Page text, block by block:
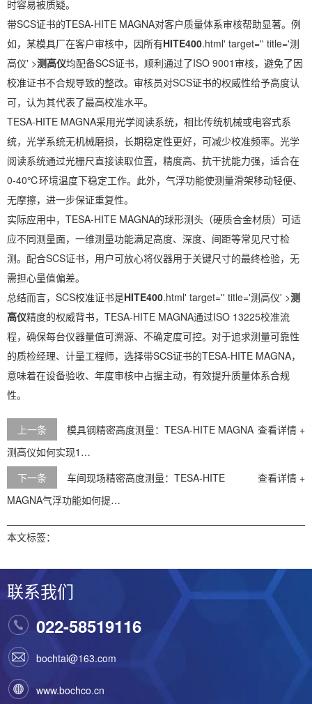
时容易被质疑。
带SCS证书的TESA-HITE MAGNA对客户质量体系审核帮助显著。例
如，某模具厂在客户审核中，因所有HITE400.html' target='' title='测
高仪' >测高仪均配备SCS证书，顺利通过了ISO 9001审核，避免了因
校准证书不合规导致的整改。审核员对SCS证书的权威性给予高度认
可，认为其代表了最高校准水平。
TESA-HITE MAGNA采用光学阅读系统，相比传统机械或电容式系
统，光学系统无机械磨损，长期稳定性更好，可减少校准频率。光学
阅读系统通过光栅尺直接读取位置，精度高、抗干扰能力强，适合在
0-40℃环境温度下稳定工作。此外，气浮功能使测量滑架移动轻便、
无摩擦，进一步保证重复性。
实际应用中，TESA-HITE MAGNA的球形测头（硬质合金材质）可适
应不同测量面，一维测量功能满足高度、深度、间距等常见尺寸检
测。配合SCS证书，用户可放心将仪器用于关键尺寸的最终检验，无
需担心量值偏差。
总结而言，SCS校准证书是HITE400.html' target='' title='测高仪' >测
高仪精度的权威背书，TESA-HITE MAGNA通过ISO 13225校准流
程，确保每台仪器量值可溯源、不确定度可控。对于追求测量可靠性
的质检经理、计量工程师，选择带SCS证书的TESA-HITE MAGNA，
意味着在设备验收、年度审核中占据主动，有效提升质量体系合规
性。
上一条 查看详情 +
模具钢精密高度测量：TESA-HITE MAGNA
测高仪如何实现1…
下一条
查看详情 +
车间现场精密高度测量：TESA-HITE
MAGNA气浮功能如何提…
本文标签：
联系我们
022-58519116
bochtai@163.com
www.bochco.cn